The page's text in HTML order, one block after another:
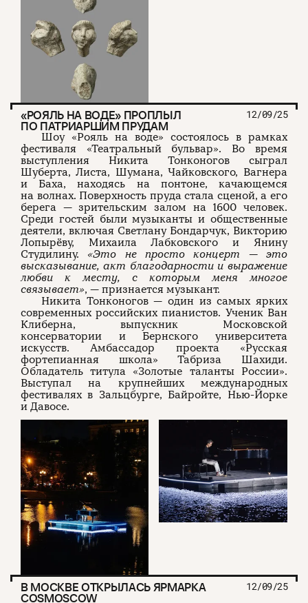
«РОЯЛЬ НА ВОДЕ» ПРОПЛЫЛ
ПО ПАТРИАРШИМ ПРУДАМ
12/09/25
Шоу «Рояль на воде» состоялось в рамках
фестиваля «Театральный бульвар». Во время
выступления Никита Тонконогов сыграл
Шуберта, Листа, Шумана, Чайковского, Вагнера
и Баха, находясь на понтоне, качающемся
на волнах. Поверхность пруда стала сценой, а его
берега — зрительским залом на 1600 человек.
Среди гостей были музыканты и общественные
деятели, включая Светлану Бондарчук, Викторию
Лопырёву, Михаила Лабковского и Янину
Студилину. «Это не просто концерт — это
высказывание, акт благодарности и выражение
любви к месту, с которым меня многое
связывает», — признается музыкант.
Никита Тонконогов — один из самых ярких
современных российских пианистов. Ученик Ван
Клиберна, выпускник Московской
консерватории и Бернского университета
искусств. Амбассадор проекта «Русская
фортепианная школа» Табриза Шахиди.
Обладатель титула «Золотые таланты России».
Выступал на крупнейших международных
фестивалях в Зальцбурге, Байройте, Нью-Йорке
и Давосе.
В МОСКВЕ ОТКРЫЛАСЬ ЯРМАРКА
COSMOSCOW
12/09/25